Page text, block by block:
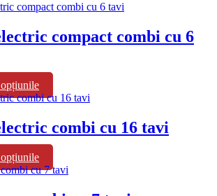
compact combi cu 6
opțiunile
produs
multe
variații.
pot
combi cu 16 tavi
opțiunile
produs